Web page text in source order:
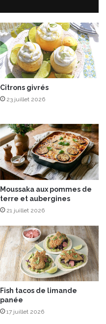
Citrons givrés
23 juillet 2026
Moussaka aux pommes de
terre et aubergines
21 juillet 2026
Fish tacos de limande
panée
17 juillet 2026